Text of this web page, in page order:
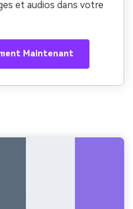
et audios dans votre
Maintenant